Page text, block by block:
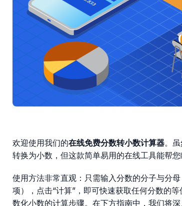
欢迎使用我们的在线免费分数转小数计算器。
转换为小数，但这款简单易用的在线工具能帮您
使用方法非常直观：只需输入分数的分子与分
项），点击“计算”，即可快速获取任何分数的
数化小数的计算步骤。在下方指南中，我们将